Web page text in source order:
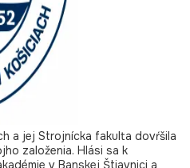
a jej Strojnícka fakulta dovŕšila
založenia. Hlási sa k
v Banskej Štiavnici a